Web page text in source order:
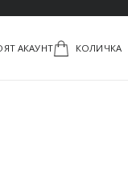
АКАУНТ КОЛИЧКА